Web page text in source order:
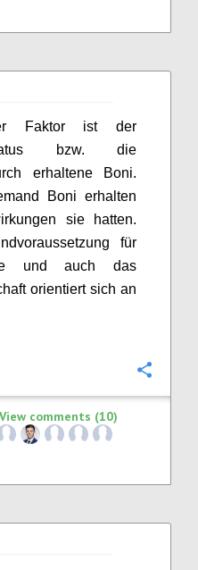
Faktor ist der
bzw. die
erhaltene Boni.
Boni erhalten
sie hatten.
für
und auch das
orientiert sich an
comments (10)